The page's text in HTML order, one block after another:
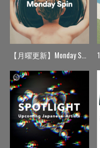
【月曜更新】Monday Spin